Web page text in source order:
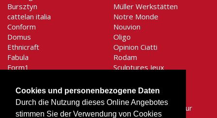
Cookies und personenbezogene Daten
Durch die Nutzung dieses Online Angebotes
stimmen Sie der Verwendung von Cookies
Bursztyn
cattelan italia
Conform
Domus
Ethnicraft
Fabula
Form1
graypants
Holtkötter
Houe
Müller Werkstätten
Notre Monde
Nouvion
Oligo
Opinion Ciatti
Rodam
Sculptures Jeux
Shogazi
Signet
SiRA Moebelmanufaktur